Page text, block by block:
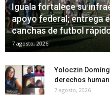
Iguala fortalece su
apoyo federal; entrega
canchas de futbol
7 agosto, 2026
Yoloczin
derechos
7 agosto, 2026